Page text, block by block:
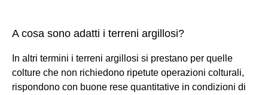
A cosa sono adatti i terreni argillosi?
In altri termini i terreni argillosi si prestano per quelle
colture che non richiedono ripetute operazioni colturali,
rispondono con buone rese quantitative in condizioni di